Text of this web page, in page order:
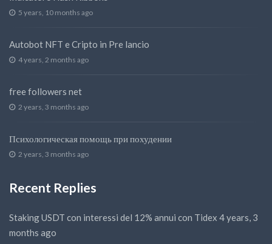
5 years, 10 months ago
Autobot NFT e Cripto in Pre lancio
4 years, 2 months ago
free followers net
2 years, 3 months ago
Психологическая помощь при похудении
2 years, 3 months ago
Recent Replies
Staking USDT con interessi del 12% annui con Tidex 4 years, 3
months ago